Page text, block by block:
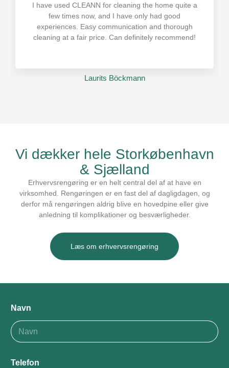
I have used CLEANN for cleaning the home quite a
few times now, and I have only had good
experiences. Easy communication and thorough
cleaning at a fair price. Can definitely recommend!
Laurits Böckmann
Vi dækker hele Storkøbenhavn
& Sjælland​
Erhvervsrengøring er en helt central del af at have en
virksomhed. Rengøringen er en fast del af dagligdagen, og
derfor må rengøringen aldrig blive en hovedpine eller give
anledning til komplikationer og besværligheder.
Læs om erhvervsrengøring
Navn
Telefon